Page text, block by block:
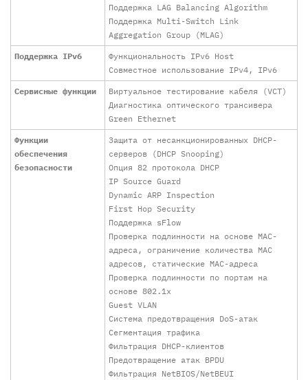
Поддержка LAG Balancing Algorithm
Поддержка Multi-Switch Link
Aggregation Group (MLAG)
Поддержка IPv6
Функциональность IPv6 Host
Совместное использование IPv4, IPv6
Сервисные функции
Виртуальное тестирование кабеля (VCT)
Диагностика оптического трансивера
Green Ethernet
Функции
обеспечения
безопасности
Защита от несанкционированных DHCP-
серверов (DHCP Snooping)
Опция 82 протокола DHCP
IP Source Guard
Dynamic ARP Inspection
First Hop Security
Поддержка sFlow
Проверка подлинности на основе MAC-
адреса, ограничение количества MAC
адресов, статические MAC-адреса
Проверка подлинности по портам на
основе 802.1x
Guest VLAN
Система предотвращения DoS-атак
Сегментация трафика
Фильтрация DHCP-клиентов
Предотвращение атак BPDU
Фильтрация NetBIOS/NetBEUI